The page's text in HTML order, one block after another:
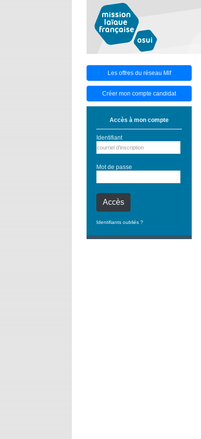
Les offres du réseau Mlf
Créer mon compte candidat
Accès à mon compte
Identifiant
Mot de passe
Identifiants oubliés ?